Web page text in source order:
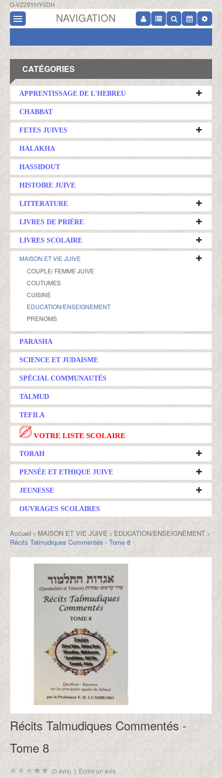
G-VZ29YHY0DH
NAVIGATION
CATÉGORIES
APPRENTISSAGE DE L'HEBREU
CHABBAT
FETES JUIVES
HALAKHA
HASSIDOUT
HISTOIRE JUIVE
LITTERATURE
LIVRES DE PRIÈRE
LIVRES SCOLAIRE
MAISON ET VIE JUIVE
COUPLE/ FEMME JUIVE
COUTUMES
CUISINE
EDUCATION/ENSEIGNEMENT
PRENOMS
PARASHA
SCIENCE ET JUDAISME
SPÉCIAL COMMUNAUTÉS
TALMUD
TEFILA
VOTRE LISTE SCOLAIRE
TORAH
PENSÉE ET ETHIQUE JUIVE
JEUNESSE
OUVRAGES SCOLAIRES
Accueil > MAISON ET VIE JUIVE > EDUCATION/ENSEIGNEMENT >
Récits Talmudiques Commentés - Tome 8
Récits Talmudiques Commentés -
Tome 8
(0 avis) | Écrire un avis